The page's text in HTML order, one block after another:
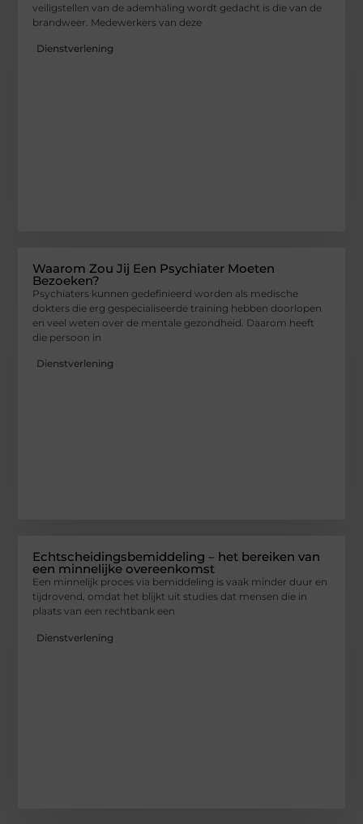
veiligstellen van de ademhaling wordt gedacht is die van de
brandweer. Medewerkers van deze
Dienstverlening
Waarom Zou Jij Een Psychiater Moeten
Bezoeken?
Psychiaters kunnen gedefinieerd worden als medische
dokters die erg gespecialiseerde training hebben doorlopen
en veel weten over de mentale gezondheid. Daarom heeft
die persoon in
Dienstverlening
Echtscheidingsbemiddeling – het bereiken van
een minnelijke overeenkomst
Een minnelijk proces via bemiddeling is vaak minder duur en
tijdrovend, omdat het blijkt uit studies dat mensen die in
plaats van een rechtbank een
Dienstverlening